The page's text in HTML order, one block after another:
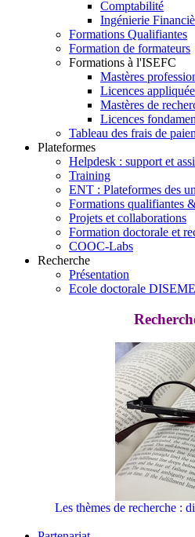
Comptabilité
Ingénierie
Formations Qualifiantes
Formation de formateurs
Formations à l'ISEFC
Mastères
Licences
Mastères de
Licences
Tableau des frais de
Plateformes
Helpdesk : support et
Training
ENT : Plateformes des
Formations qualifiantes
Projets et collaborations
Formation doctorale et
COOC-Labs
Recherche
Présentation
Ecole doctorale
Les thèmes de recherche :